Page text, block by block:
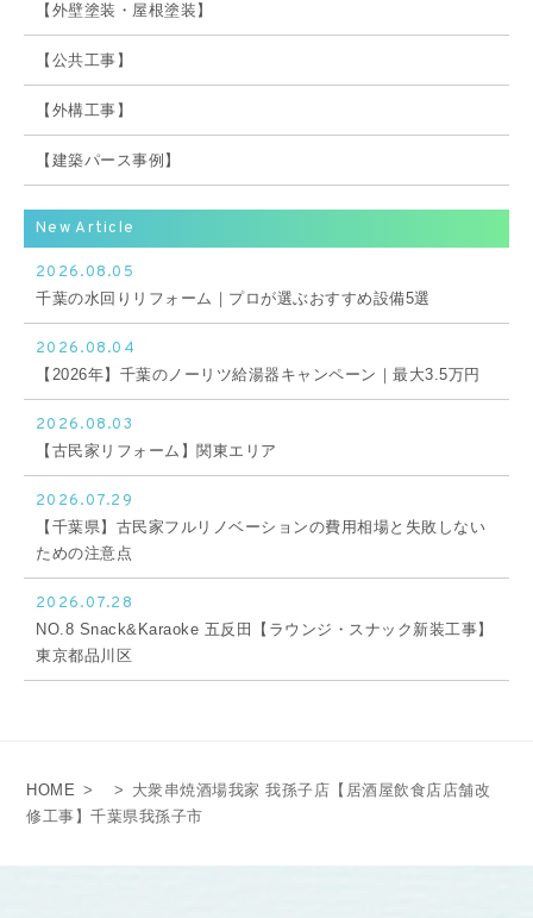
【外壁塗装・屋根塗装】
【公共工事】
【外構工事】
【建築パース事例】
New Article
2026.08.05
千葉の水回りリフォーム｜プロが選ぶおすすめ設備5選
2026.08.04
【2026年】千葉のノーリツ給湯器キャンペーン｜最大3.5万円
2026.08.03
【古民家リフォーム】関東エリア
2026.07.29
【千葉県】古民家フルリノベーションの費用相場と失敗しない
ための注意点
2026.07.28
NO.8 Snack&Karaoke 五反田【ラウンジ・スナック新装工事】
東京都品川区
HOME > > 大衆串焼酒場我家 我孫子店【居酒屋飲食店店舗改
修工事】千葉県我孫子市